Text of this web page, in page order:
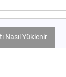
Nasıl Yüklenir